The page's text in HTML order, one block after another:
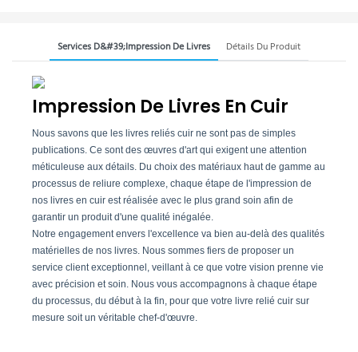
Services D&#39;impression De Livres Détails Du Produit
Impression De Livres En Cuir
Nous savons que les livres reliés cuir ne sont pas de simples
publications. Ce sont des œuvres d'art qui exigent une attention
méticuleuse aux détails. Du choix des matériaux haut de gamme au
processus de reliure complexe, chaque étape de l'impression de
nos livres en cuir est réalisée avec le plus grand soin afin de
garantir un produit d'une qualité inégalée.
Notre engagement envers l'excellence va bien au-delà des qualités
matérielles de nos livres. Nous sommes fiers de proposer un
service client exceptionnel, veillant à ce que votre vision prenne vie
avec précision et soin. Nous vous accompagnons à chaque étape
du processus, du début à la fin, pour que votre livre relié cuir sur
mesure soit un véritable chef-d'œuvre.